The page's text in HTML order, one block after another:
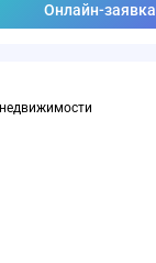
Онлайн-заявка